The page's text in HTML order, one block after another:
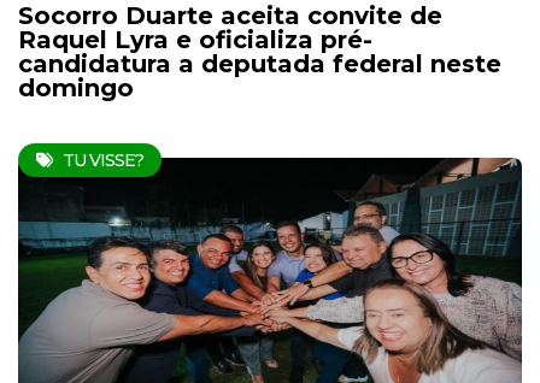
Socorro Duarte aceita convite de
Raquel Lyra e oficializa pré-
candidatura a deputada federal neste
domingo
TU VISSE?